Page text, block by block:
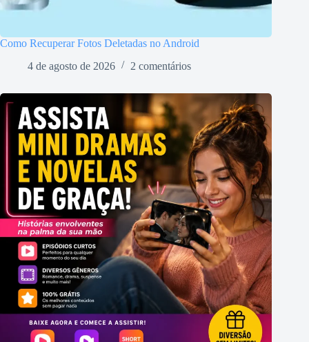
Como Recuperar Fotos Deletadas no Android
4 de agosto de 2026
2 comentários